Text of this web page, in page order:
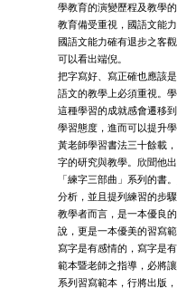
學教育的演變歷程及教學
教育備受重視，國語文能
國語文能力確有退步之客
可以看出端倪。
把字寫好、寫正確也應該
語文的教學上必須重視。
這種學習的成就感會遷移
學習態度，進而可以提升學
黃老師學習書法三十餘載
字的研究與教學。欣聞他
「練字三部曲」系列的書
分析，並且提列練習的步
教學者而言，是一本優良
說，更是一本優美的習寫範
寫字是有感情的，寫字是
範本暨老師之指導，必將
系列習寫範本，行將出版，